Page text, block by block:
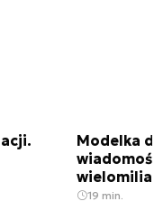
Modelka
19 min.